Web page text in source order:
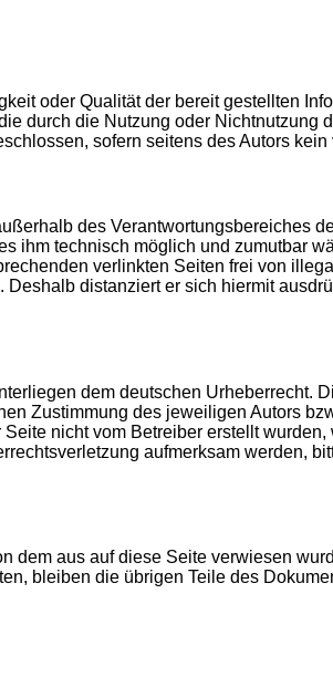
oder Qualität der bereit gestellten
durch die Nutzung oder Nichtnutzung
sofern seitens des Autors
des Verantwortungsbereiches
ihm technisch möglich und zumutbar
verlinkten Seiten frei von
distanziert er sich hiermit
dem deutschen Urheberrecht.
Zustimmung des jeweiligen Autors
nicht vom Betreiber erstellt
aufmerksam werden,
dem aus auf diese Seite verwiesen
bleiben die übrigen Teile des